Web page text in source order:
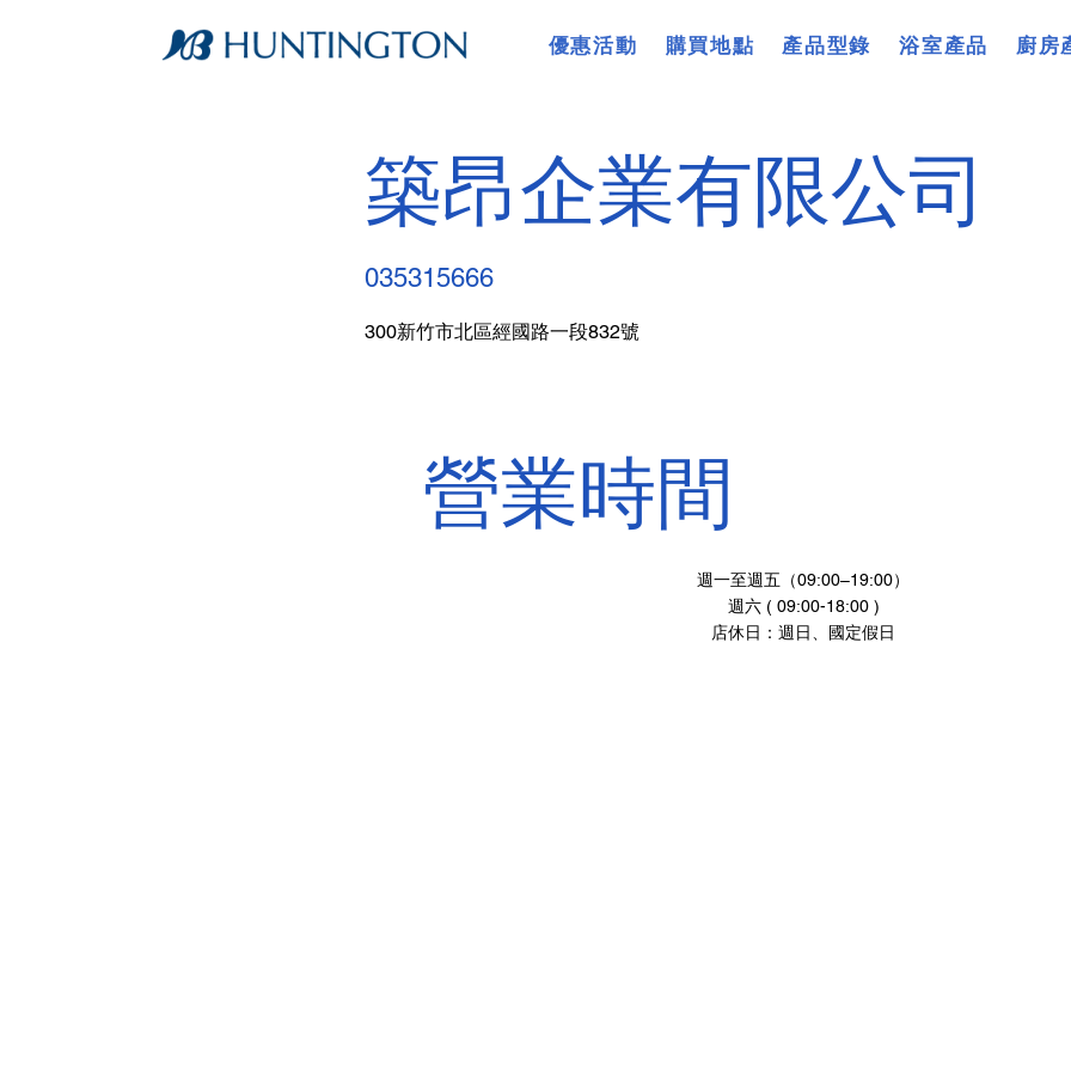
優惠活動 購買地點 產品型錄 浴室產品 廚房
營業時間
週一至週五（09:00–19:00）
週六 ( 09:00-18:00 )
店休日：週日、國定假日
築昂企業有限公司
035315666
300新竹市北區經國路一段832號